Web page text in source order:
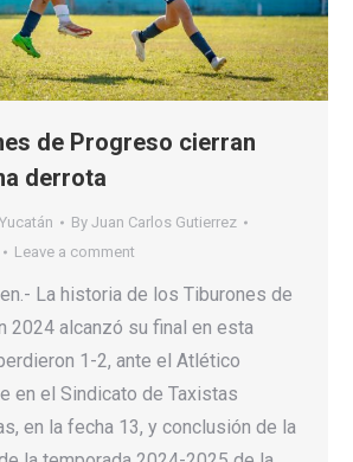
de Progreso cierran
derrota
Yucatán By Juan Carlos Gutierrez
Leave a comment
La historia de los Tiburones de
2024 alcanzó su final en esta
1-2, ante el Atlético
en el Sindicato de Taxistas
en la fecha 13, y conclusión de la